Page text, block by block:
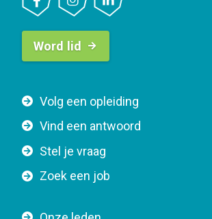
F
o
t
e
Volg een opleiding
Vind een antwoord
Stel je vraag
Zoek een job
B
t
o
n
a
v
g
Word lid